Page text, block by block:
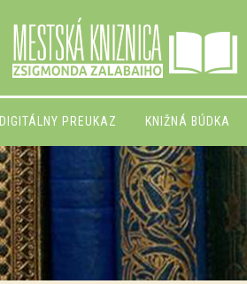
DIGITÁLNY PREUKAZ KNIŽNÁ BÚDKA